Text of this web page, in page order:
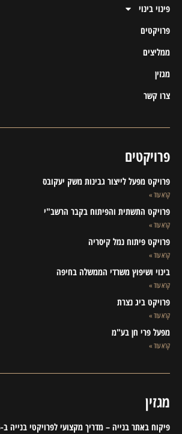
פינוי בינוי
פרויקטים
ממליצים
מגזין
צרו קשר
פרויקטים
פרויקט מפעל לייצור גבינות משק יעקובס
קרא עוד »
פרויקט התשתית והפיתוח בקבר הרשב"י
קרא עוד »
פרויקט פיתוח נמל קיסריה
קרא עוד »
בינוי ושיפוץ משרדי הממשלה בחיפה
קרא עוד »
פרויקט ביג נצרת
קרא עוד »
מפעל פרי חן בע"מ
קרא עוד »
מגזין
פיקוח באתר בנייה – מדריך מקצועי לפרויקטי בנייה ב-2026